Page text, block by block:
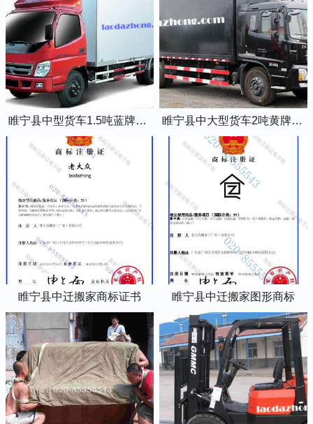
睢宁县中型货车1.5吨蓝牌4米2厢式货车 睢宁县中大型货车2吨黄牌5米2厢式货车
睢宁县中迁搬家商标证书 睢宁县中迁搬家图形商标